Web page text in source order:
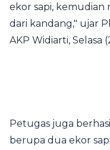
ekor sapi,
dari kandang," ujar
AKP Widiarti, Selasa
Petugas juga
berupa dua ekor